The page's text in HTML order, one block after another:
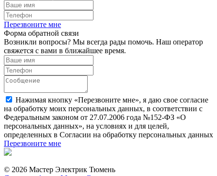
Перезвоните мне
Форма обратной связи
Возникли вопросы? Мы всегда рады помочь. Наш оператор
свяжется с вами в ближайшее время.
Нажимая кнопку «Перезвоните мне», я даю свое согласие
на обработку моих персональных данных, в соответствии с
Федеральным законом от 27.07.2006 года №152-ФЗ «О
персональных данных», на условиях и для целей,
определенных в Согласии на обработку персональных данных
Перезвоните мне
© 2026 Мастер Электрик Тюмень